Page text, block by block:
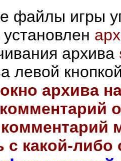
файлы игры
архива
левой
архива
с какой-